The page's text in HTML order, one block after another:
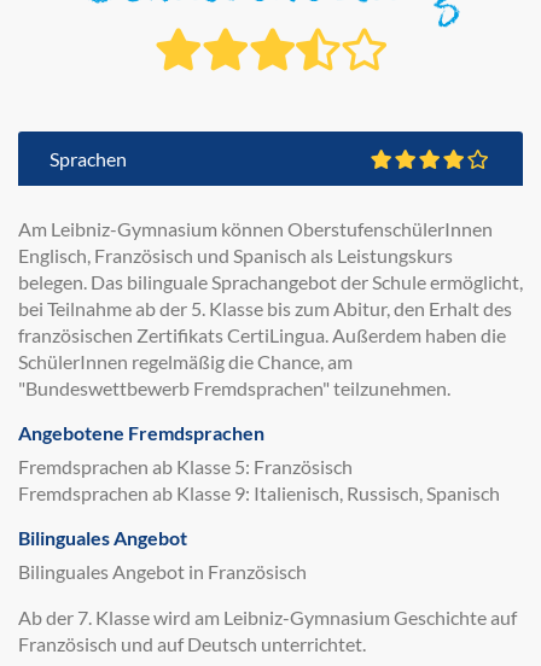
Sprachen
Am Leibniz-Gymnasium können OberstufenschülerInnen
Englisch, Französisch und Spanisch als Leistungskurs
belegen. Das bilinguale Sprachangebot der Schule ermöglicht,
bei Teilnahme ab der 5. Klasse bis zum Abitur, den Erhalt des
französischen Zertifikats CertiLingua. Außerdem haben die
SchülerInnen regelmäßig die Chance, am
"Bundeswettbewerb Fremdsprachen" teilzunehmen.
Angebotene Fremdsprachen
Fremdsprachen ab Klasse 5: Französisch
Fremdsprachen ab Klasse 9: Italienisch, Russisch, Spanisch
Bilinguales Angebot
Bilinguales Angebot in Französisch
Ab der 7. Klasse wird am Leibniz-Gymnasium Geschichte auf
Französisch und auf Deutsch unterrichtet.